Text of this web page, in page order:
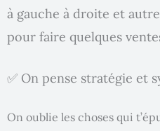
à gauche à droite et
pour faire quelques
✅ On pense stratégie et
On oublie les choses qui